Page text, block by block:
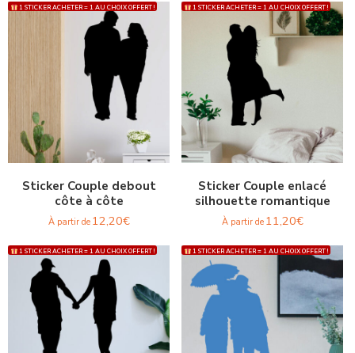
1 STICKER ACHETER = 1 AU CHOIX OFFERT !
Sticker Couple debout
côte à côte
À partir de 12,20€
1 STICKER ACHETER = 1 AU CHOIX OFFERT !
Sticker Couple enlacé
silhouette romantique
À partir de 11,20€
1 STICKER ACHETER = 1 AU CHOIX OFFERT ! 1 STICKER ACHETER = 1 AU CHOIX OFFERT !